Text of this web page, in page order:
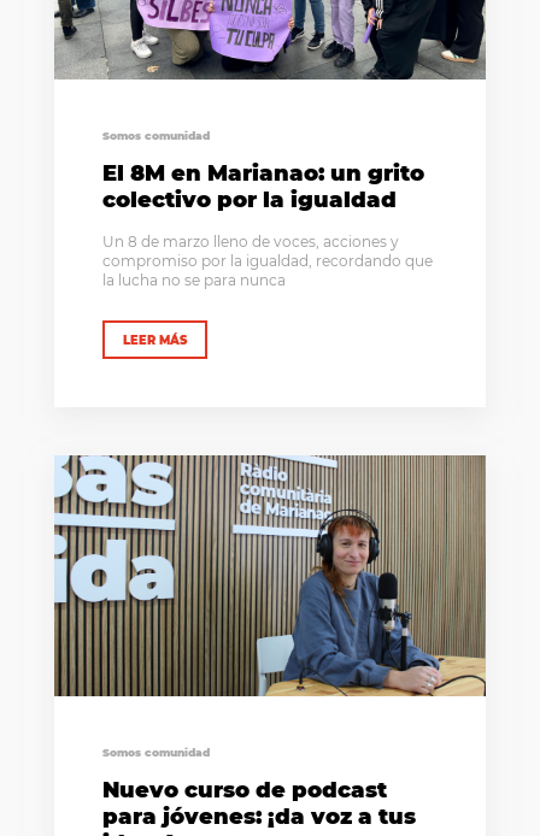
Somos comunidad
El 8M en Marianao: un grito
colectivo por la igualdad
Un 8 de marzo lleno de voces, acciones y
compromiso por la igualdad, recordando que
la lucha no se para nunca
LEER MÁS
Somos comunidad
Nuevo curso de podcast
para jóvenes: ¡da voz a tus